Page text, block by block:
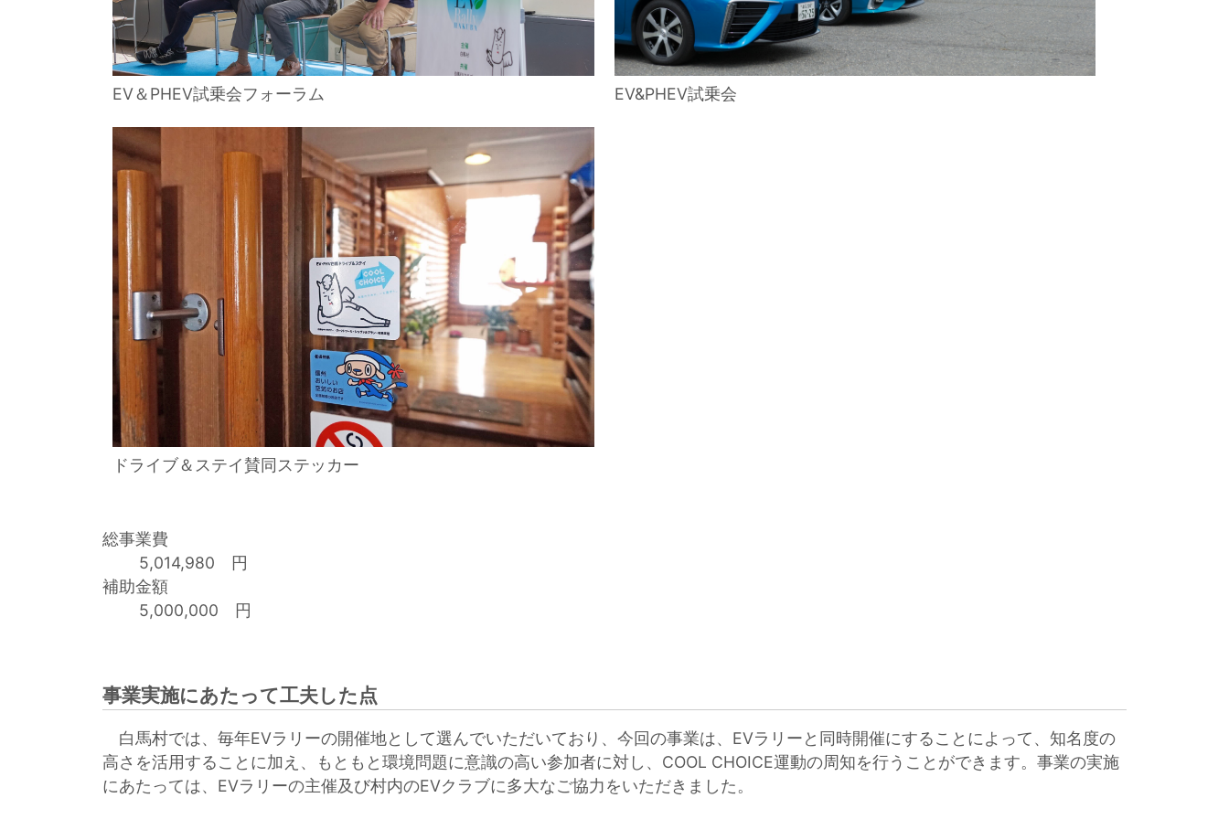
EV＆PHEV試乗会フォーラム EV&PHEV試乗会
ドライブ＆ステイ賛同ステッカー
総事業費
5,014,980 円
補助金額
5,000,000 円
事業実施にあたって工夫した点
白馬村では、毎年EVラリーの開催地として選んでいただいており、今回の事業は、EVラリーと同時開催にすることによって、知名度の
高さを活用することに加え、もともと環境問題に意識の高い参加者に対し、COOL CHOICE運動の周知を行うことができます。事業の実施
にあたっては、EVラリーの主催及び村内のEVクラブに多大なご協力をいただきました。